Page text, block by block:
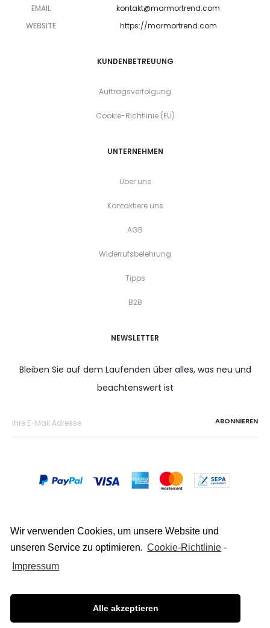
EMAIL
kontakt@marmortrend.com
WEBSITE
https://marmortrend.com
KUNDENBETREUUNG
Auftragsverfolgung
Cookie-Richtlinie (EU)
UNTERNEHMEN
Über uns
Kontaktiere uns
AGB
Widerrufsbelehrung
Tipps
B2B
NEWSLETTER
Bleiben Sie auf dem Laufenden über alles, was neu und
beachtenswert ist
Datenschutz
Wir verwenden Cookies, um unsere Website und
unseren Service zu optimieren. Cookie-Richtlinie -
Impressum
Alle akzeptieren